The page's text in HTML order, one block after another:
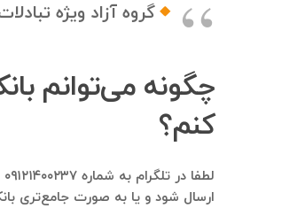
گروه آزاد ویژه
کنم؟
ارسال شود و یا به صورت جامع‌تری